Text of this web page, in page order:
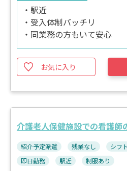
・駅近
・受入体制バッチリ
・同業務の方もいて安心
お気に入り
介護老人保健施設での看護師
紹介予定派遣 残業なし シフ
即日勤務
駅近 制服あり